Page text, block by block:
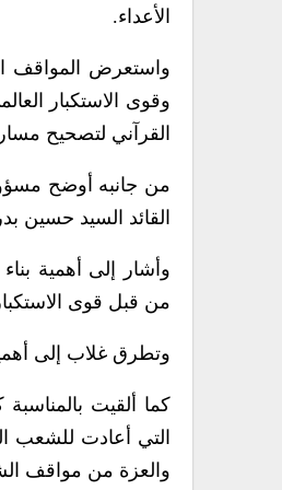
الأعداء.
واستعرض المواقف
وقوى الاستكبار
القرآني لتصحيح
من جانبه أوضح مسؤول
القائد السيد حسين
وأشار إلى أهمية
من قبل قوى
وتطرق غلاب إلى
كما ألقيت
التي أعادت للشعب
والعزة من مواقف